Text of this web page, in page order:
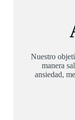
Nuestro
manera
ansiedad,